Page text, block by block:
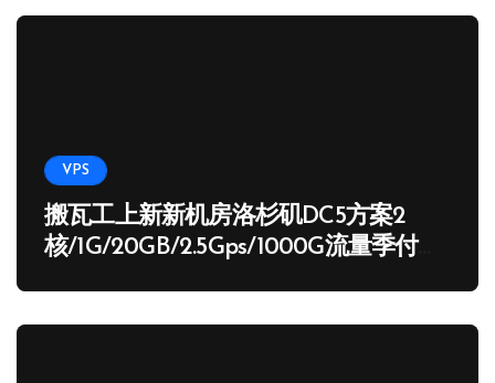
VPS
搬瓦工上新新机房洛杉矶DC5方案2
核/1G/20GB/2.5Gps/1000G流量季付